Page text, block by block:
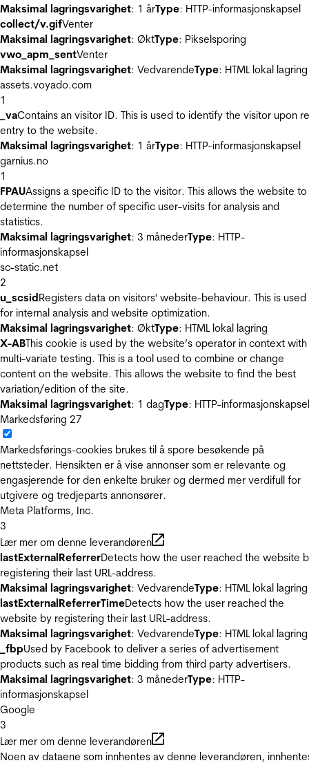
Maksimal lagringsvarighet: 1 årType: HTTP-informasjonskapsel
collect/v.gifVenter
Maksimal lagringsvarighet: ØktType: Pikselsporing
vwo_apm_sentVenter
Maksimal lagringsvarighet: VedvarendeType: HTML lokal lagring
assets.voyado.com
1
_vaContains an visitor ID. This is used to identify the visitor upon
entry to the website.
Maksimal lagringsvarighet: 1 årType: HTTP-informasjonskapsel
garnius.no
1
FPAUAssigns a specific ID to the visitor. This allows the website to
determine the number of specific user-visits for analysis and
statistics.
Maksimal lagringsvarighet: 3 månederType: HTTP-
informasjonskapsel
sc-static.net
2
u_scsidRegisters data on visitors' website-behaviour. This is used
for internal analysis and website optimization.
Maksimal lagringsvarighet: ØktType: HTML lokal lagring
X-ABThis cookie is used by the website’s operator in context with
multi-variate testing. This is a tool used to combine or change
content on the website. This allows the website to find the best
variation/edition of the site.
Maksimal lagringsvarighet: 1 dagType: HTTP-informasjonskapsel
Markedsføring 27
Markedsførings-cookies brukes til å spore besøkende på
nettsteder. Hensikten er å vise annonser som er relevante og
engasjerende for den enkelte bruker og dermed mer verdifull for
utgivere og tredjeparts annonsører.
Meta Platforms, Inc.
3
Lær mer om denne leverandøren
lastExternalReferrerDetects how the user reached the website
registering their last URL-address.
Maksimal lagringsvarighet: VedvarendeType: HTML lokal lagring
lastExternalReferrerTimeDetects how the user reached the
website by registering their last URL-address.
Maksimal lagringsvarighet: VedvarendeType: HTML lokal lagring
_fbpUsed by Facebook to deliver a series of advertisement
products such as real time bidding from third party advertisers.
Maksimal lagringsvarighet: 3 månederType: HTTP-
informasjonskapsel
Google
3
Lær mer om denne leverandøren
Noen av dataene som innhentes av denne leverandøren,